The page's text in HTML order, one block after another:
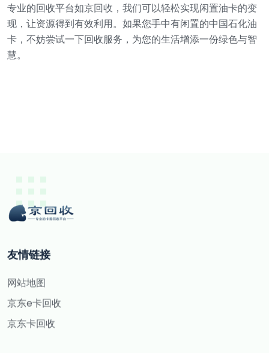
专业的回收平台如京回收，我们可以轻松实现闲置油卡的变
现，让资源得到有效利用。如果您手中有闲置的中国石化油
卡，不妨尝试一下回收服务，为您的生活增添一份绿色与智
慧。
友情链接
网站地图
京东e卡回收
京东卡回收